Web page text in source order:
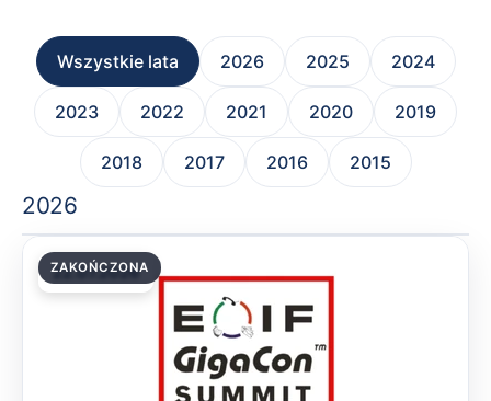
Wszystkie lata 2026 2025 2024
2023 2022 2021 2020 2019
2018 2017 2016 2015
2026
22.07.2026
ZAKOŃCZONA